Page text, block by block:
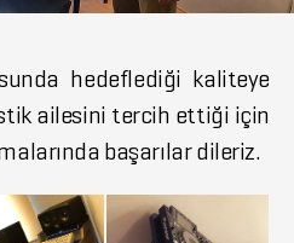
hedeflediği kaliteye
ailesini tercih ettiği için
başarılar dileriz.